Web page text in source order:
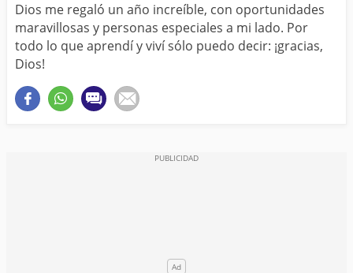
Dios me regaló un año increíble, con oportunidades
maravillosas y personas especiales a mi lado. Por
todo lo que aprendí y viví sólo puedo decir: ¡gracias,
Dios!